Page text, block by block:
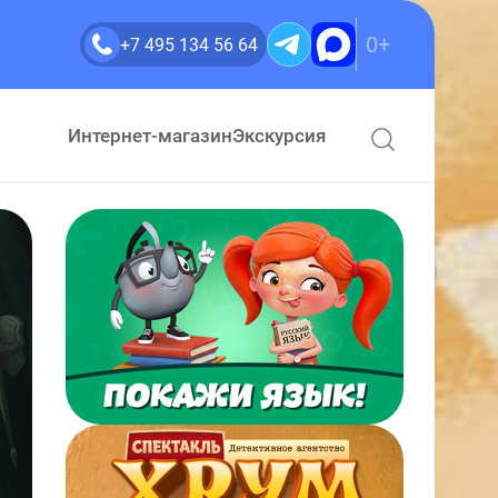
+7 495 134 56 64 0+
Интернет-магазинЭкскурсия